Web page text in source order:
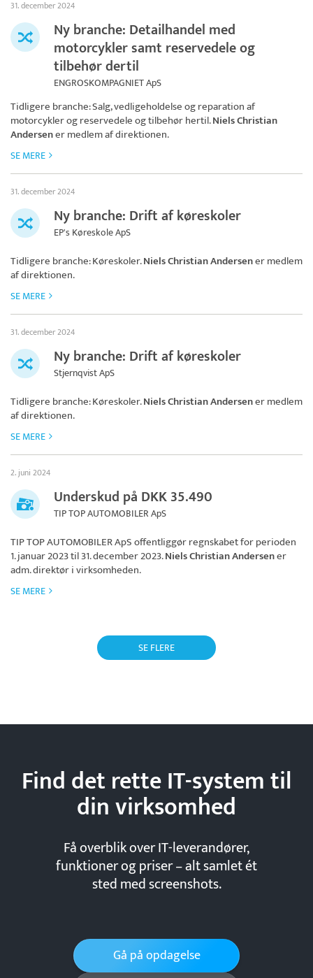
31. december 2024
Ny branche: Detailhandel med
motorcykler samt reservedele og
tilbehør dertil
ENGROSKOMPAGNIET ApS
Tidligere branche: Salg, vedligeholdelse og reparation af
motorcykler og reservedele og tilbehør hertil.Niels Christian
Andersener medlem af direktionen.
SE MERE
31. december 2024
Ny branche: Drift af køreskoler
EP's Køreskole ApS
Tidligere branche: Køreskoler.Niels Christian Andersener medlem
af direktionen.
SE MERE
31. december 2024
Ny branche: Drift af køreskoler
Stjernqvist ApS
Tidligere branche: Køreskoler.Niels Christian Andersener medlem
af direktionen.
SE MERE
2. juni 2024
Underskud på DKK 35.490
TIP TOP AUTOMOBILER ApS
TIP TOP AUTOMOBILER ApSoffentliggør regnskabet for perioden
1. januar 2023 til 31. december 2023.Niels Christian Andersener
adm. direktør i virksomheden.
SE MERE
SE FLERE
Find det rette IT-system til
dinvirksomhed
Få overblik over IT-leverandører,
funktioner og priser – alt samlet ét
sted med screenshots.
Gå på opdagelse